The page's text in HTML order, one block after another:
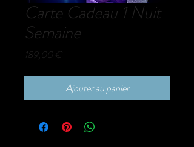
Carte Cadeau 1 Nuit
Semaine
189,00 €Prix
Ajouter au panier